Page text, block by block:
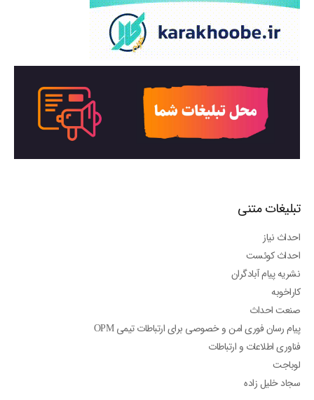
تبلیغات متنی
احداث نیاز
احداث کوئست
نشریه پیام آبادگران
کاراخوبه
صنعت احداث
پیام رسان فوری امن و خصوصی برای ارتباطات تیمی OPM
فناوری اطلاعات و ارتباطات
لوباجت
سجاد خلیل زاده